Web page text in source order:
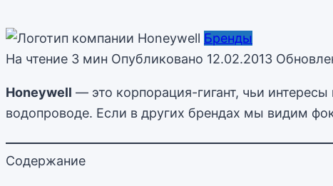
Бренды
На чтение 3 мин Опубликовано 12.02.2013
Honeywell — это корпорация-гигант, чьи
водопроводе. Если в других брендах мы видим
Содержание